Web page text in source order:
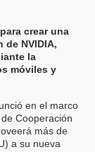
crear una
de NVIDIA,
la
móviles y
en el marco
Cooperación
más de
a su nueva